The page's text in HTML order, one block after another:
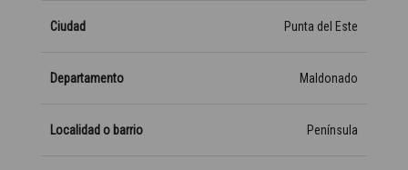
Ciudad Punta del Este
Departamento Maldonado
Localidad o barrio Península